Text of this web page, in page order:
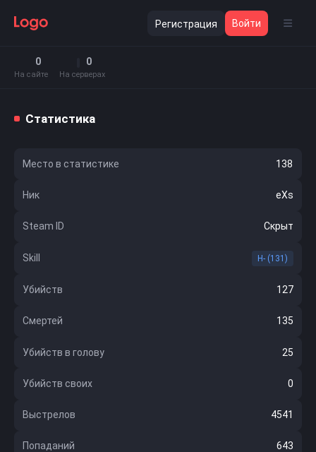
Регистрация Войти
0
На сайте
0
На серверах
Статистика
Место в статистике 138
Ник eXs
Steam ID Скрыт
Skill H- (131)
Убийств 127
Смертей 135
Убийств в голову 25
Убийств своих 0
Выстрелов 4541
Попаданий 643